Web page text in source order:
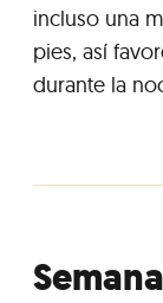
incluso una
pies, así
durante la